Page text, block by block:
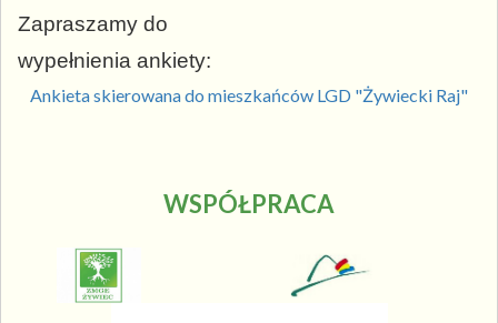
Zapraszamy do
wypełnienia ankiety:
Ankieta skierowana do mieszkańców LGD "Żywiecki Raj"
WSPÓŁPRACA